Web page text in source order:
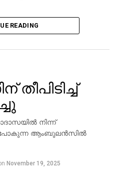
മാറ്റങ്ങളെയും
ചെയ്ത ഭഗവത്,
ഭൂമിയോടും
ബന്ധം എന്നിവയ്ക്ക്
ഹിന്ദുക്കള്‍ക്ക് മൂന്ന്
സന്തുലിത
ഭിന്നിപ്പിക്കുന്ന
പ്രാധാന്യം
അദ്ദേഹം സംസാരിച്ചു.
READING
നിന്ന്
ആംബുലന്‍സില്‍
November 19, 2025